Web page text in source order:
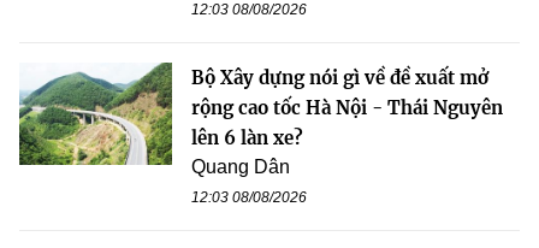
12:03 08/08/2026
Bộ Xây dựng nói gì về đề xuất mở
rộng cao tốc Hà Nội - Thái Nguyên
lên 6 làn xe?
Quang Dân
12:03 08/08/2026